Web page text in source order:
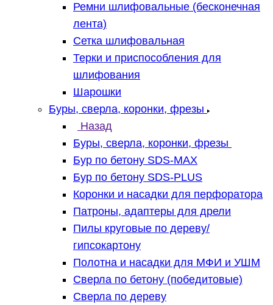
Ремни шлифовальные (бесконечная
лента)
Сетка шлифовальная
Терки и приспособления для
шлифования
Шарошки
Буры, сверла, коронки, фрезы
Назад
Буры, сверла, коронки, фрезы
Бур по бетону SDS-MAX
Бур по бетону SDS-PLUS
Коронки и насадки для перфоратора
Патроны, адаптеры для дрели
Пилы круговые по дереву/
гипсокартону
Полотна и насадки для МФИ и УШМ
Сверла по бетону (победитовые)
Сверла по дереву